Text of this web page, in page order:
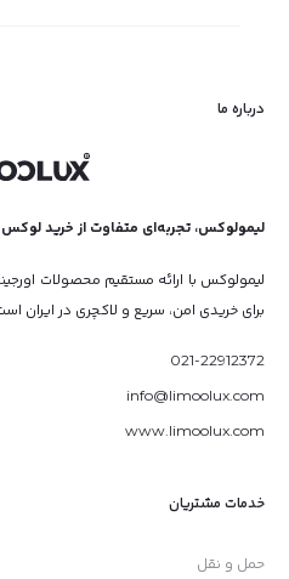
درباره ما
لیمولوکس، تجربه‌ای متفاوت از خرید لوکس
لیمولوکس با ارائه مستقیم محصولات
برای خریدی امن، سریع و لاکچری در ایران
021-22912372
info@limoolux.com
www.limoolux.com
خدمات مشتریان
حمل و نقل